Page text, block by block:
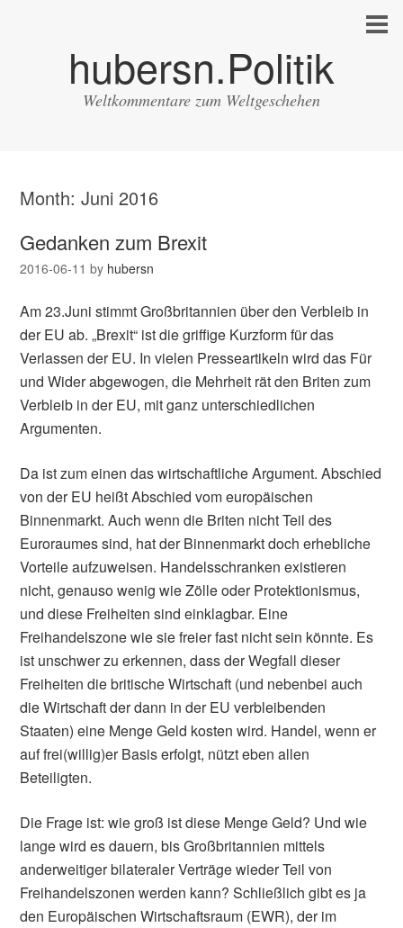
hubersn.Politik
Weltkommentare zum Weltgeschehen
Month:Juni 2016
Gedanken zum Brexit
2016-06-11 by hubersn
Am 23.Juni stimmt Großbritannien über den Verbleib in
der EU ab. „Brexit“ ist die griffige Kurzform für das
Verlassen der EU. In vielen Presseartikeln wird das Für
und Wider abgewogen, die Mehrheit rät den Briten zum
Verbleib in der EU, mit ganz unterschiedlichen
Argumenten.
Da ist zum einen das wirtschaftliche Argument. Abschied
von der EU heißt Abschied vom europäischen
Binnenmarkt. Auch wenn die Briten nicht Teil des
Euroraumes sind, hat der Binnenmarkt doch erhebliche
Vorteile aufzuweisen. Handelsschranken existieren
nicht, genauso wenig wie Zölle oder Protektionismus,
und diese Freiheiten sind einklagbar. Eine
Freihandelszone wie sie freier fast nicht sein könnte. Es
ist unschwer zu erkennen, dass der Wegfall dieser
Freiheiten die britische Wirtschaft (und nebenbei auch
die Wirtschaft der dann in der EU verbleibenden
Staaten) eine Menge Geld kosten wird. Handel, wenn er
auf frei(willig)er Basis erfolgt, nützt eben allen
Beteiligten.
Die Frage ist: wie groß ist diese Menge Geld? Und wie
lange wird es dauern, bis Großbritannien mittels
anderweitiger bilateraler Verträge wieder Teil von
Freihandelszonen werden kann? Schließlich gibt es ja
den Europäischen Wirtschaftsraum (EWR), der im